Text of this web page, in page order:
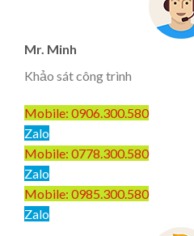
Mr. Minh
Khảo sát công trình
Mobile: 0906.300.580
Zalo
Mobile: 0778.300.580
Zalo
Mobile: 0985.300.580
Zalo